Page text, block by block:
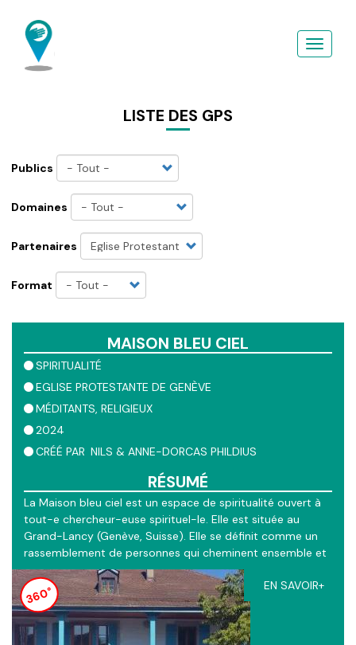
contenu
principal
LISTE DES GPS
Publics
Domaines
Partenaires
Format
MAISON BLEU CIEL
SPIRITUALITÉ
EGLISE PROTESTANTE DE GENÈVE
MÉDITANTS RELIGIEUX
2024
CRÉÉ PAR NILS & ANNE-DORCAS PHILDIUS
RÉSUMÉ
La Maison bleu ciel est un espace de spiritualité ouvert à
tout-e chercheur-euse spirituel-le. Elle est située au
Grand-Lancy (Genève, Suisse). Elle se définit comme un
rassemblement de personnes qui cheminent ensemble et
qui partagent des démarches d’approfondissement
spirituel, dans la joie de l’échange. Ce GPS360 offre un
tour d'horizon des activités, intérieures mais aussi
extérieures, notamment le suivi d'une méditation land art,
conduite par Anne-Dorcas. Un méditation online originale
EN SAVOIR+
360°